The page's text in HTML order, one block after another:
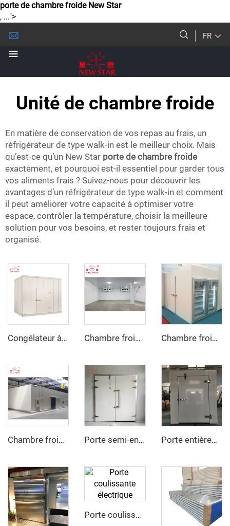
porte de chambre froide New Star
, ...">
FR
Unité de chambre froide
En matière de conservation de vos repas au frais, un
réfrigérateur de type walk-in est le meilleur choix. Mais
qu’est-ce qu’un New Star porte de chambre froide
exactement, et pourquoi est-il essentiel pour garder tous
vos aliments frais ? Suivez-nous pour découvrir les
avantages d’un réfrigérateur de type walk-in et comment
il peut améliorer votre capacité à optimiser votre
espace, contrôler la température, choisir la meilleure
solution pour vos besoins, et rester toujours frais et
organisé.
Congélateur à air pulsé Chambre froide groupe frigorifique Chambre froide vitrine avec porte en verre
Chambre froide congélateur Porte semi-enterrée à charnières Porte entièrement enterrée à charnières
Porte coulissante électrique